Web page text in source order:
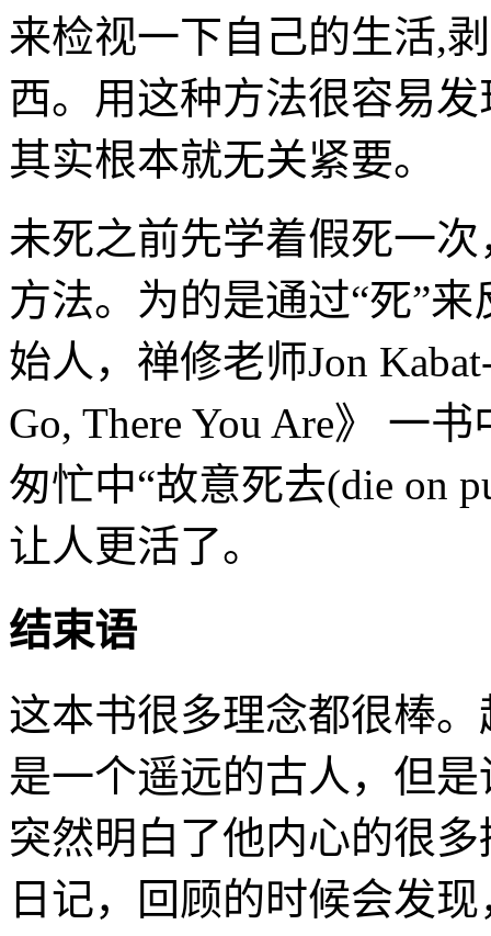
来检视一下自己的生活,
西。用这种方法很容易
其实根本就无关紧要。
未死之前先学着假死一
方法。为的是通过“死”
始人，禅修老师Jon
Go, There You Are》 一书
匆忙中“故意死去(die on
让人更活了。
结束语
这本书很多理念都很棒。
是一个遥远的古人，但
突然明白了他内心的很
日记，回顾的时候会发